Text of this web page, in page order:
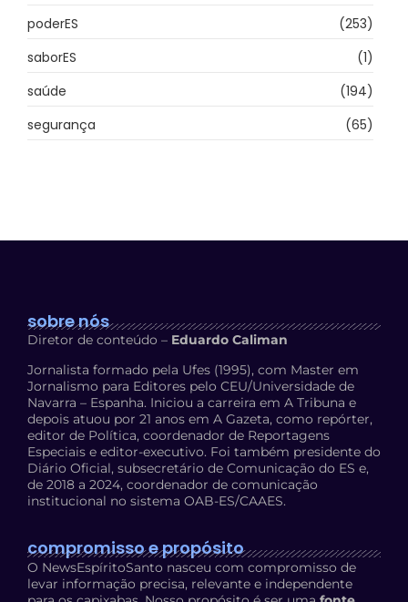
poderES
(253)
saborES
(1)
saúde
(194)
segurança
(65)
sobre nós
Diretor de conteúdo – Eduardo Caliman
Jornalista formado pela Ufes (1995), com Master em
Jornalismo para Editores pelo CEU/Universidade de
Navarra – Espanha. Iniciou a carreira em A Tribuna e
depois atuou por 21 anos em A Gazeta, como repórter,
editor de Política, coordenador de Reportagens
Especiais e editor-executivo. Foi também presidente do
Diário Oficial, subsecretário de Comunicação do ES e,
de 2018 a 2024, coordenador de comunicação
institucional no sistema OAB-ES/CAAES.
compromisso e propósito
O NewsEspíritoSanto nasceu com compromisso de
levar informação precisa, relevante e independente